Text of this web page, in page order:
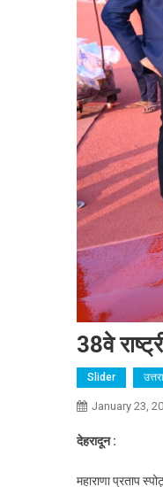
38वे
Slider
January 23,
देहरादून :
महाराणा प्रताप